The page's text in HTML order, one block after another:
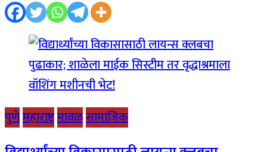
पुणेमहाराष्ट्रमावळसामाजिक